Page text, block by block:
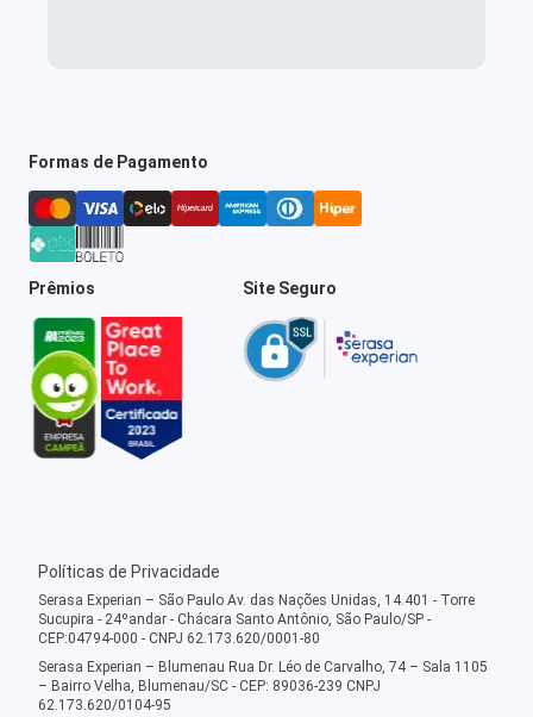
Formas de Pagamento
Prêmios Site Seguro
Políticas de Privacidade
Serasa Experian – São Paulo Av. das Nações Unidas, 14.401 - Torre
Sucupira - 24ºandar - Chácara Santo Antônio, São Paulo/SP -
CEP:04794-000 - CNPJ 62.173.620/0001-80
Serasa Experian – Blumenau Rua Dr. Léo de Carvalho, 74 – Sala 1105
– Bairro Velha, Blumenau/SC - CEP: 89036-239 CNPJ
62.173.620/0104-95